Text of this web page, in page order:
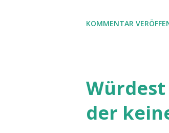
KOMMENTAR
der